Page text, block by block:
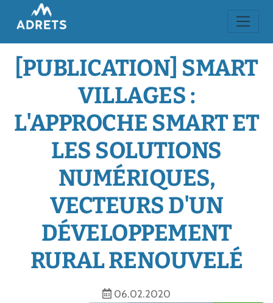
[PUBLICATION] SMART
VILLAGES :
L'APPROCHE SMART ET
LES SOLUTIONS
NUMÉRIQUES,
VECTEURS D'UN
DÉVELOPPEMENT
RURAL RENOUVELÉ
06.02.2020